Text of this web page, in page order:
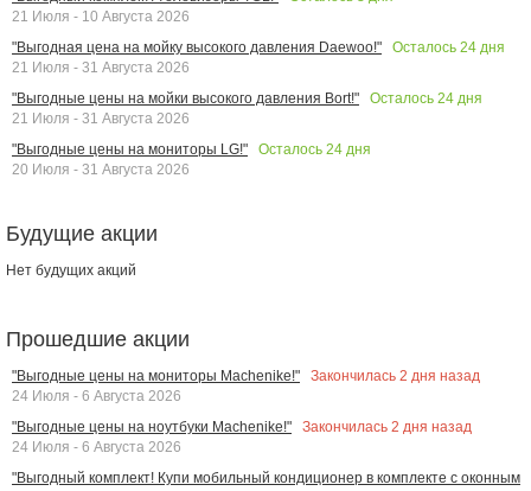
21 Июля - 10 Августа 2026
"Выгодная цена на мойку высокого давления Daewoo!"
Осталось 24 дня
21 Июля - 31 Августа 2026
"Выгодные цены на мойки высокого давления Bort!"
Осталось 24 дня
21 Июля - 31 Августа 2026
"Выгодные цены на мониторы LG!"
Осталось 24 дня
20 Июля - 31 Августа 2026
Будущие акции
Нет будущих акций
Прошедшие акции
"Выгодные цены на мониторы Machenike!" Закончилась 2 дня назад
24 Июля - 6 Августа 2026
"Выгодные цены на ноутбуки Machenike!"
Закончилась 2 дня назад
24 Июля - 6 Августа 2026
"Выгодный комплект! Купи мобильный кондиционер в комплекте с оконным